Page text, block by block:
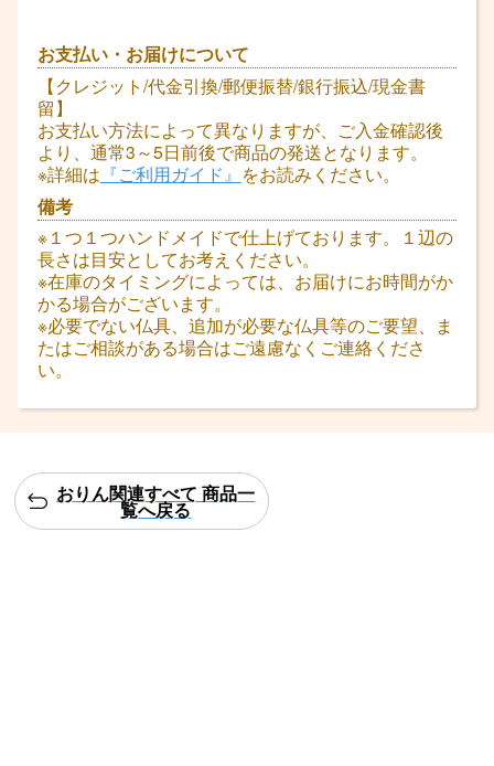
お支払い・お届けについて
【クレジット/代金引換/郵便振替/銀行振込/現金書
留】
お支払い方法によって異なりますが、ご入金確認後
より、通常3～5日前後で商品の発送となります。
※詳細は 『ご利用ガイド』 をお読みください。
備考
※１つ１つハンドメイドで仕上げております。１辺の
長さは目安としてお考えください。
※在庫のタイミングによっては、お届けにお時間がか
かる場合がございます。
※必要でない仏具、追加が必要な仏具等のご要望、ま
たはご相談がある場合はご遠慮なくご連絡くださ
い。
おりん関連すべて 商品一
覧へ戻る